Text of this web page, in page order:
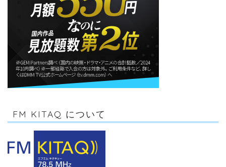
FM KITAQ について